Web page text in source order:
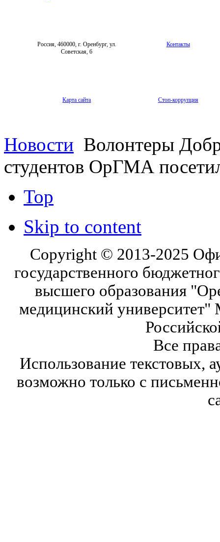
Россия, 460000, г. Оренбург, ул.
Советская, 6
Контакты
Карта сайта Стоп-коррупция
Новости Волонтеры
студентов ОрГМА
Top
Skip to content
Copyright © 2013-2025
государственного
высшего образования
медицинский университет"
Все
Использование текстовых,
возможно только с